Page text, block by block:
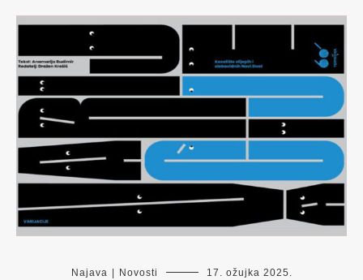
Najava | Novosti 17. ožujka 2025.